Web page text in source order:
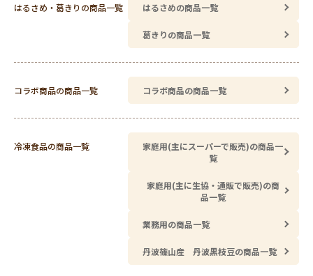
はるさめ・葛きりの商品一覧 はるさめの商品一覧
葛きりの商品一覧
コラボ商品の商品一覧 コラボ商品の商品一覧
冷凍食品の商品一覧
家庭用(主にスーパーで販売)の商品一
覧
家庭用(主に生協・通販で販売)の商
品一覧
業務用の商品一覧
丹波篠山産 丹波黒枝豆の商品一覧